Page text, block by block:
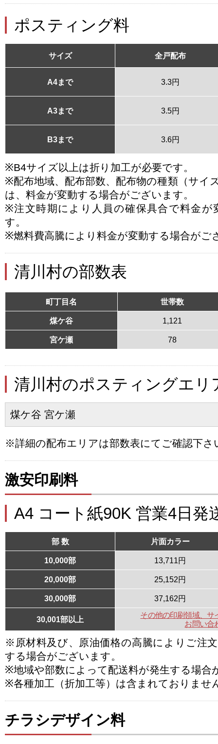
ポスティング料
サイズ 全戸配布
A4まで 3.3円
A3まで 3.5円
B3まで 3.6円
※B4サイズ以上は折り加工が必要です。
※配布地域、配布部数、配布物の種類（サイ
は、料金が変動する場合がございます。
※注文時期により人員の確保具合で料金が
す。
※燃料費高騰により料金が変動する場合がご
清川村の部数表
町丁目名 世帯数
煤ケ谷 1,121
宮ケ瀬 78
清川村のポスティングエリ
煤ケ谷 宮ケ瀬
※詳細の配布エリアは部数表にてご確認下さ
激安印刷料
A4 コート紙90K 営業4日発
部 数 片面カラー
10,000部 13,711円
20,000部 25,152円
30,000部 37,162円
30,001部以上
その他の印刷領域、サ
お問い合
※原材料及び、原油価格の高騰によりご注
する場合がございます。
※地域や部数によって配送料が発生する場合
※各種加工（折加工等）は含まれておりませ
チラシデザイン料